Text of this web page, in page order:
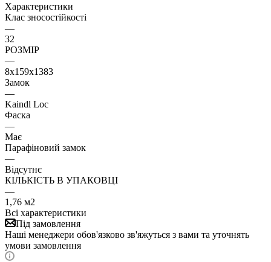
Характеристики
Клас зносостійкості
—
32
РОЗМІР
—
8x159x1383
Замок
—
Kaindl Loc
Фаска
—
Має
Парафіновий замок
—
Відсутнє
КІЛЬКІСТЬ В УПАКОВЦІ
—
1,76 м2
Всі характеристики
Під замовлення
Наші менеджери обов'язково зв'яжуться з вами та уточнять
умови замовлення